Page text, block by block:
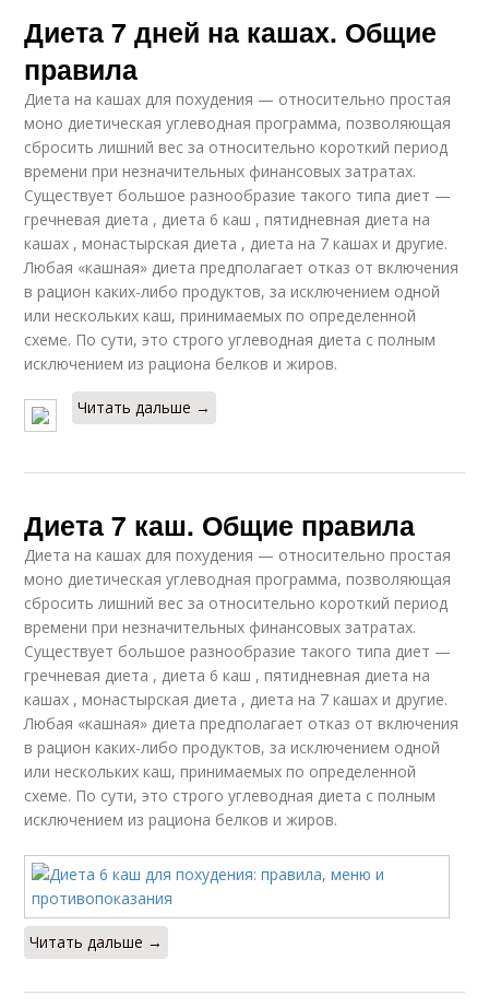
Диеты для похудения Диеты на кашах
Диета из каш Кашная диета
Эффективная диета Диета на гречке
Диеты на гречке
диета
Пшенная диета Рецепты для диеты
Диета 7 дней на кашах. Общие
правила
Диета на кашах для похудения — относительно простая
моно диетическая углеводная программа, позволяющая
сбросить лишний вес за относительно короткий период
времени при незначительных финансовых затратах.
Существует большое разнообразие такого типа диет —
гречневая диета , диета 6 каш , пятидневная диета на
кашах , монастырская диета , диета на 7 кашах и другие.
Любая «кашная» диета предполагает отказ от включения
в рацион каких-либо продуктов, за исключением одной
или нескольких каш, принимаемых по определенной
схеме. По сути, это строго углеводная диета с полным
исключением из рациона белков и жиров.
Читать дальше →
Диета 7 каш. Общие правила
Диета на кашах для похудения — относительно простая
моно диетическая углеводная программа, позволяющая
сбросить лишний вес за относительно короткий период
времени при незначительных финансовых затратах.
Существует большое разнообразие такого типа диет —
гречневая диета , диета 6 каш , пятидневная диета на
кашах , монастырская диета , диета на 7 кашах и другие.
Любая «кашная» диета предполагает отказ от включения
в рацион каких-либо продуктов, за исключением одной
или нескольких каш, принимаемых по определенной
схеме. По сути, это строго углеводная диета с полным
исключением из рациона белков и жиров.
Читать дальше →